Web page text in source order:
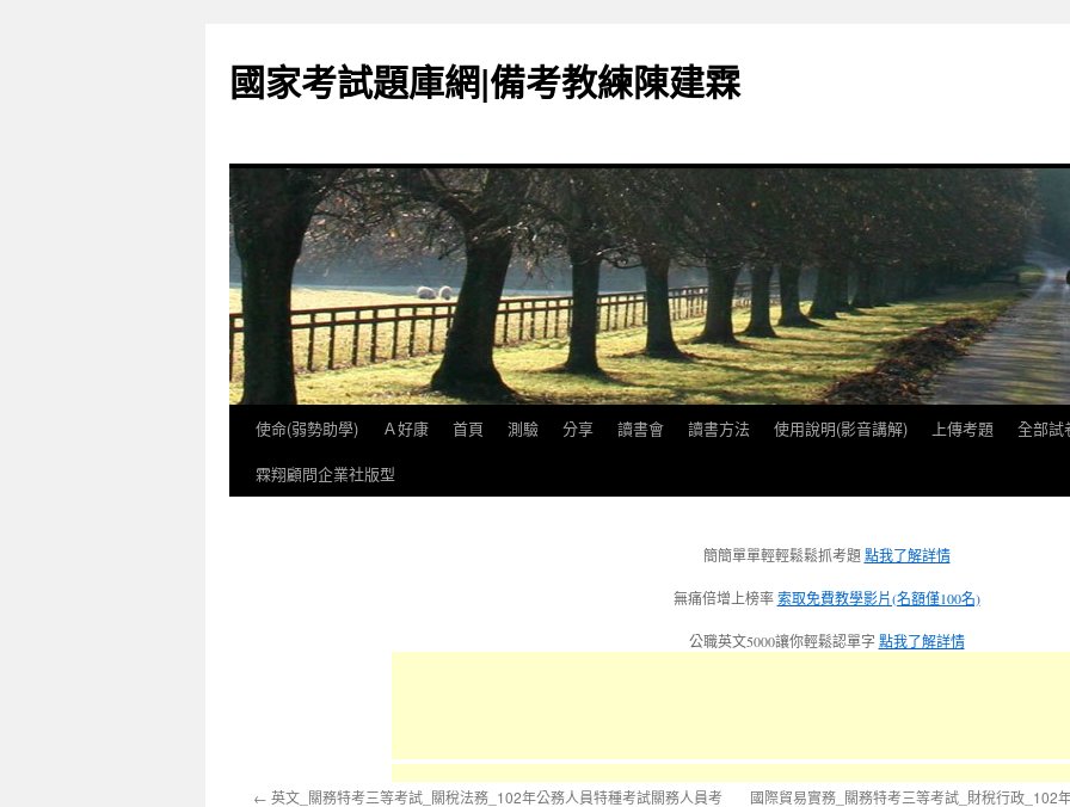
國家考試題庫網|備考教練陳建霖
使命(弱勢助學) Ａ好康 首頁 測驗 分享 讀書會 讀書方法 使用說明(影音講解) 上傳考題
全部試
霖翔顧問企業社版型
簡簡單單輕輕鬆鬆抓考題 點我了解詳情
無痛倍增上榜率 索取免費教學影片(名額僅100名)
公職英文5000讓你輕鬆認單字 點我了解詳情
← 英文_關務特考三等考試_關稅法務_102年公務人員特種考試關務人員考
國際貿易實務_關務特考三等考試_財稅行政_102